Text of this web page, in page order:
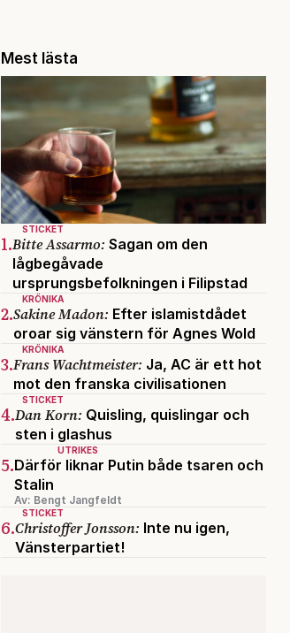
Mest lästa
STICKET
1.Bitte Assarmo: Sagan om den
lågbegåvade
ursprungsbefolkningen i Filipstad
KRÖNIKA
2.Sakine Madon: Efter islamistdådet
oroar sig vänstern för Agnes Wold
KRÖNIKA
3.Frans Wachtmeister: Ja, AC är ett hot
mot den franska civilisationen
STICKET
4.Dan Korn: Quisling, quislingar och
sten i glashus
UTRIKES
5.Därför liknar Putin både tsaren och
Stalin
Av: Bengt Jangfeldt
STICKET
6.Christoffer Jonsson: Inte nu igen,
Vänsterpartiet!